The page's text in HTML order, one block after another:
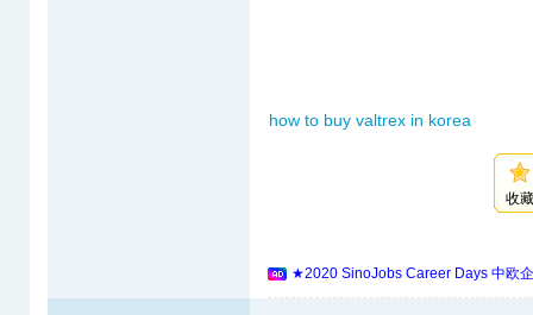
how to buy valtrex in korea
收
★2020 SinoJobs Career Days 中欧